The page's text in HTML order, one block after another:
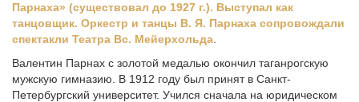
Парнаха» (существовал до 1927 г.). Выступал как
танцовщик. Оркестр и танцы В. Я. Парнаха сопровождали
спектакли Театра Вс. Мейерхольда
Валентин Парнах с золотой медалью окончил таганрогскую
мужскую гимназию. В 1912 году был принят в Санкт-
Петербургский университет. Учился сначала на юридическом